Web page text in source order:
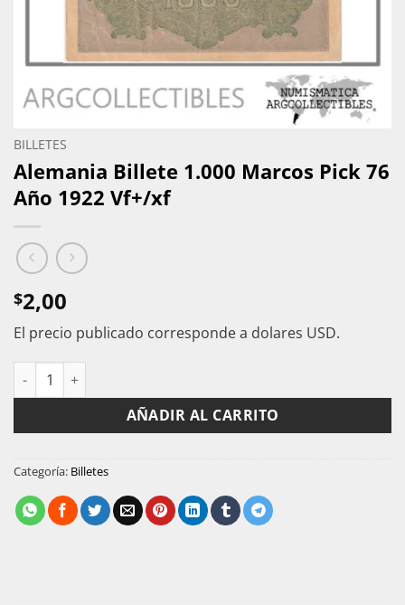
BILLETES
Alemania Billete 1.000 Marcos Pick 76
Año 1922 Vf+/xf
$2,00
El precio publicado corresponde a dolares USD.
AÑADIR AL CARRITO
Categoría: Billetes